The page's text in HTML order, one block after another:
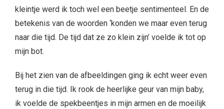
kleintje werd ik toch wel een beetje sentimenteel. En de
betekenis van de woorden ‘konden we maar even terug
naar die tijd. De tijd dat ze zo klein zijn’ voelde ik tot op
mijn bot.
Bij het zien van de afbeeldingen ging ik echt weer even
terug in die tijd. Ik rook de heerlijke geur van mijn baby,
ik voelde de spekbeentjes in mijn armen en de moeilijk